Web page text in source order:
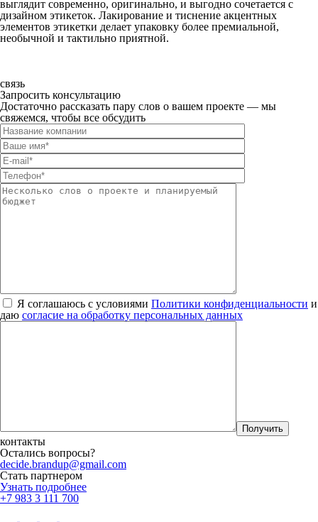
выглядит современно, оригинально, и выгодно сочетается с
дизайном этикеток. Лакирование и тиснение акцентных
элементов этикетки делает упаковку более премиальной,
необычной и тактильно приятной.
связь
Запросить консультацию
Достаточно рассказать пару слов о вашем проекте — мы
свяжемся, чтобы все обсудить
Я соглашаюсь с условиями Политики конфиденциальности и
даю согласие на обработку персональных данных
контакты
Остались вопросы?
decide.brandup@gmail.com
Стать партнером
Узнать подробнее
+7 983 3 111 700